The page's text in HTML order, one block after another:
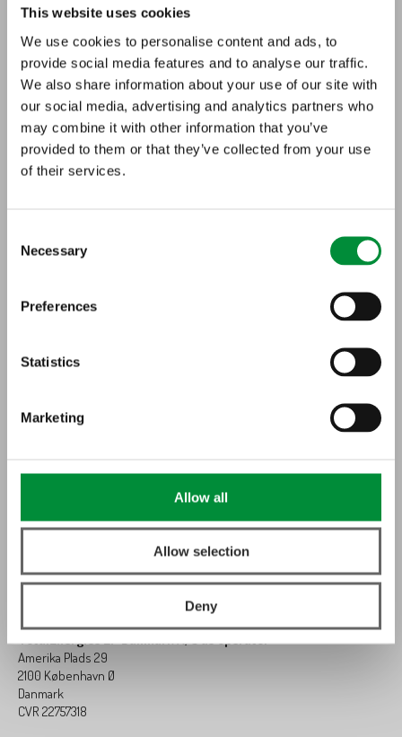
This website uses cookies
We use cookies to personalise content and ads, to
provide social media features and to analyse our traffic.
We also share information about your use of our site with
our social media, advertising and analytics partners who
may combine it with other information that you’ve
provided to them or that they’ve collected from your use
of their services.
Selection
Necessary
Preferences
Statistics
Marketing
Allow all
Allow selection
Deny
Om IEAGHG International CCS Summer
School
49 studerende fra hele verden deltog i 2026-
udgaven
Første sommerskole blev afholdt i Tyskland i 20
ærk inden for CCS og carbon management
TotalEnergies EP Danmark A/S as operator
Amerika Plads 29
2100 København Ø
Danmark
CVR 22757318